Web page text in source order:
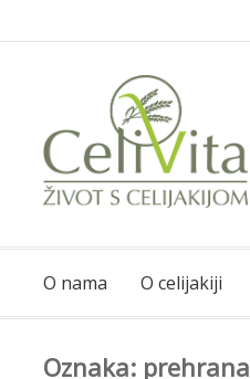
O nama O celijakiji
Oznaka: prehrana